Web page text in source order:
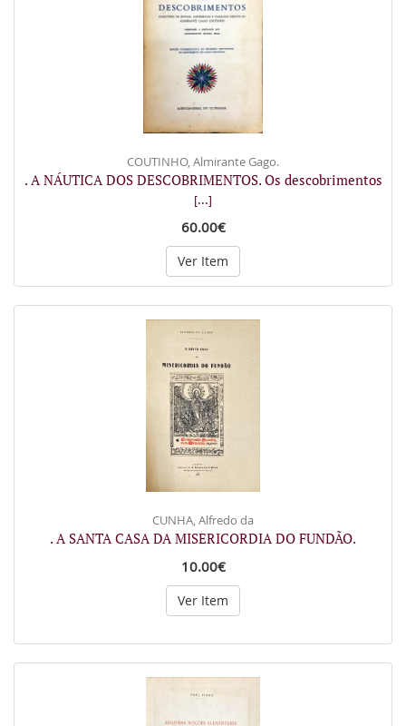
COUTINHO, Almirante Gago.
. A NÁUTICA DOS DESCOBRIMENTOS. Os descobrimentos
[...]
60.00€
Ver Item
CUNHA, Alfredo da
. A SANTA CASA DA MISERICORDIA DO FUNDÃO.
10.00€
Ver Item